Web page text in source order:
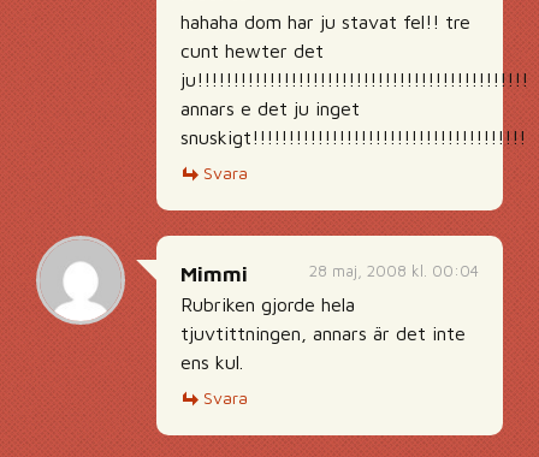
hahaha dom har ju stavat fel!! tre
cunt hewter det
annars e det ju inget
Svara
28 maj, 2008 kl. 00:04
Mimmi
Rubriken gjorde hela
tjuvtittningen, annars är det inte
ens kul.
Svara